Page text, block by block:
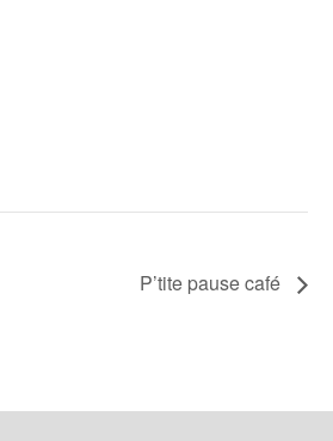
P’tite pause café